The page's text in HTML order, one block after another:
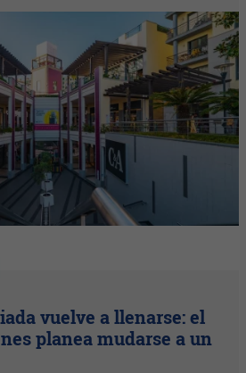
vuelve a llenarse: el
planea mudarse a un